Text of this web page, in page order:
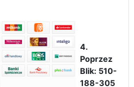
4.
Poprzez
Blik: 510-
188-305